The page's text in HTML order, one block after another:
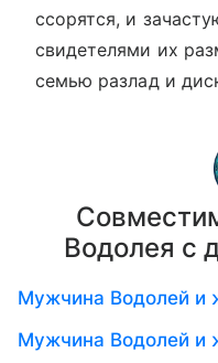
ссорятся, и
свидетелями их
семью разлад и
Водолея с
Мужчина Водолей и
Мужчина Водолей и